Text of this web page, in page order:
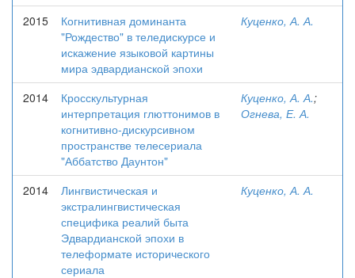
2015
Когнитивная доминанта
"Рождество" в теледискурсе и
искажение языковой картины
мира эдвардианской эпохи
Куценко, А. А.
2014
Кросскультурная
интерпретация глюттонимов в
когнитивно-дискурсивном
пространстве телесериала
"Аббатство Даунтон"
Куценко, А. А.;
Огнева, Е. А.
2014
Лингвистическая и
экстралингвистическая
специфика реалий быта
Эдвардианской эпохи в
телеформате исторического
сериала
Куценко, А. А.